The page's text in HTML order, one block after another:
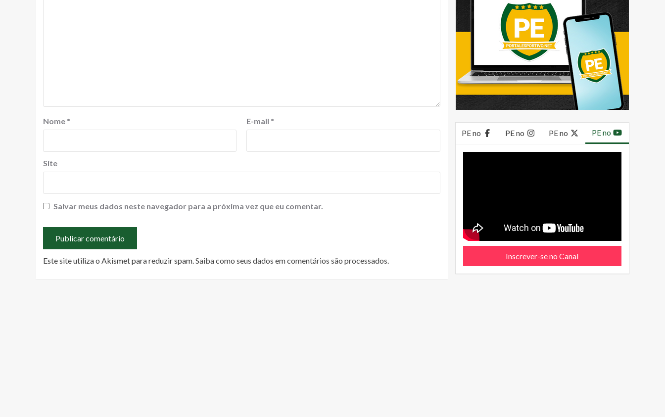
Nome * E-mail *
Site
Salvar meus dados neste navegador para a próxima vez que eu comentar.
Este site utiliza o Akismet para reduzir spam.Saiba como seus dados em comentários são processados.
PE no PE no PE no PE no
Inscrever-se no Canal